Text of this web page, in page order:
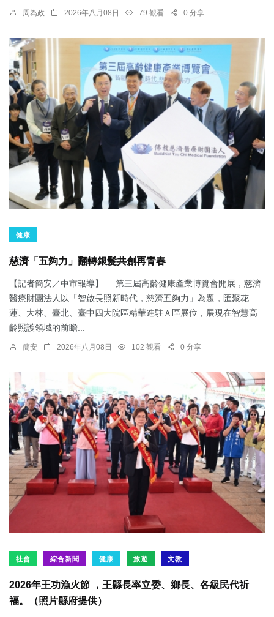
周為政 2026年八月08日 79 觀看 0 分享
健康
慈濟「五夠力」翻轉銀髮共創再青春
【記者簡安／中市報導】 第三屆高齡健康產業博覽會開展，慈濟
醫療財團法人以「智啟長照新時代，慈濟五夠力」為題，匯聚花
蓮、大林、臺北、臺中四大院區精華進駐Ａ區展位，展現在智慧高
齡照護領域的前瞻...
簡安 2026年八月08日 102 觀看 0 分享
社會 綜合新聞 健康 旅遊 文教
2026年王功漁火節 ，王縣長率立委、鄉長、各級民代祈
福。（照片縣府提供）